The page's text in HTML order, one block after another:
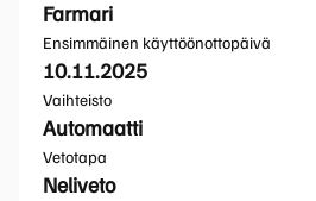
Farmari
Ensimmäinen käyttöönottopäivä
10.11.2025
Vaihteisto
Automaatti
Vetotapa
Neliveto